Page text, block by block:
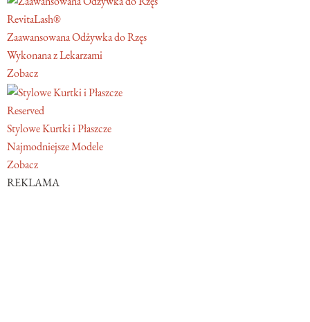
RevitaLash®
Zaawansowana Odżywka do Rzęs
Wykonana z Lekarzami
Zobacz
Reserved
Stylowe Kurtki i Płaszcze
Najmodniejsze Modele
Zobacz
REKLAMA